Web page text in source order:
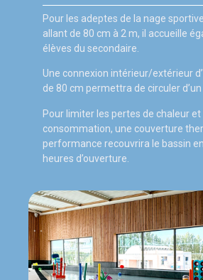
Pour les adeptes de la nage
allant de 80 cm à 2 m, il accueille
élèves du secondaire.
Une connexion intérieur/extérieur
de 80 cm permettra de circuler d’un
Pour limiter les pertes de chaleur
consommation, une couverture
performance recouvrira le bassin
heures d’ouverture.